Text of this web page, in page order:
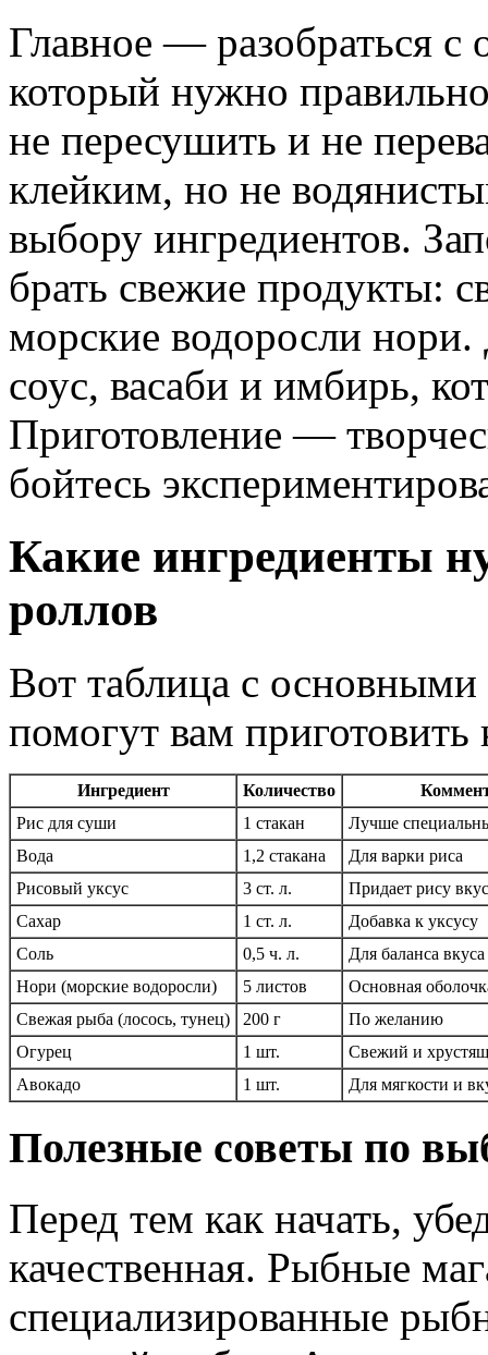
Главное — разобраться с
который нужно
не пересушить и не
клейким, но не
выбору ингредиентов.
брать свежие продукты:
морские водоросли
соус, васаби и имбирь,
Приготовление —
бойтесь
Какие ингредиенты
роллов
Вот таблица с
помогут вам приготовить
Ингредиент Количество
Рис для суши
1 стакан
Лучше
Вода
1,2 стакана
Для варки риса
Рисовый уксус
3 ст. л.
Придает рису
Сахар
1 ст. л.
Добавка к уксусу
Соль
0,5 ч. л.
Для баланса вкуса
Нори (морские водоросли)
5 листов
Основная
Свежая рыба (лосось, тунец)
200 г
По желанию
Огурец
1 шт.
Свежий и
Авокадо
1 шт. Для мягкости и
Полезные советы по
Перед тем как начать,
качественная. Рыбные
специализированные